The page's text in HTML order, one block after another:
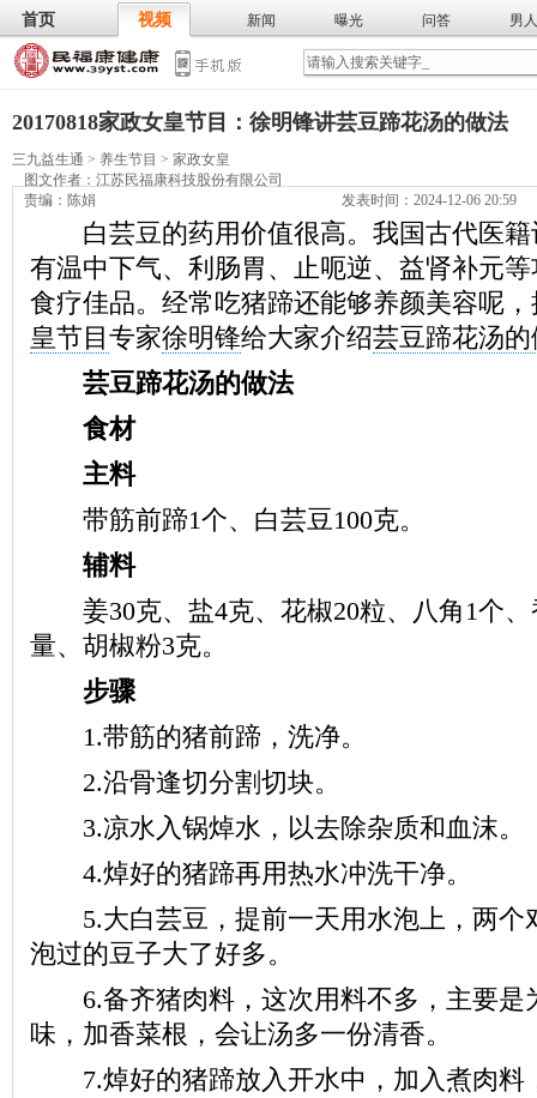
首页 视频 新闻 曝光 问答 男人
武术 气功 膳食 食谱 营养
20170818家政女皇节目：徐明锋讲芸豆蹄花汤的做法
三九益生通 > 养生节目 > 家政女皇
图文作者： 江苏民福康科技股份有限公司
责编：陈娟
发表时间：2024-12-06 20:59
白芸豆的药用价值很高。我国古代医籍
有温中下气、利肠胃、止呃逆、益肾补元
食疗佳品。经常吃猪蹄还能够养颜美容呢
皇节目专家徐明锋给大家介绍芸豆蹄花汤
芸豆蹄花汤的做法
食材
主料
带筋前蹄1个、白芸豆100克。
辅料
姜30克、盐4克、花椒20粒、八角1个、
量、胡椒粉3克。
步骤
1.带筋的猪前蹄，洗净。
2.沿骨逢切分割切块。
3.凉水入锅焯水，以去除杂质和血沫。
4.焯好的猪蹄再用热水冲洗干净。
5.大白芸豆，提前一天用水泡上，两个
泡过的豆子大了好多。
6.备齐猪肉料，这次用料不多，主要是
味，加香菜根，会让汤多一份清香。
7.焯好的猪蹄放入开水中，加入煮肉料